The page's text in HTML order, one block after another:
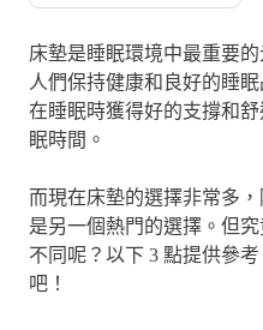
床墊是睡眠環境中最重要
人們保持健康和良好的睡
在睡眠時獲得好的支撐和
眠時間。
而現在床墊的選擇非常多
是另一個熱門的選擇。但
不同呢？以下 3 點提供參
吧！